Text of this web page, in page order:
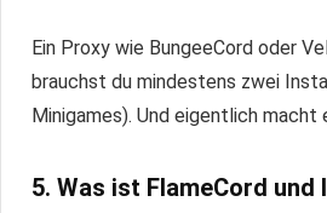
Ein Proxy wie BungeeCord oder
brauchst du mindestens zwei
Minigames). Und eigentlich macht
5. Was ist FlameCord und